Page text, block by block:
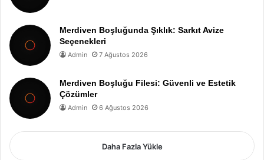
Merdiven Boşluğunda Şıklık: Sarkıt Avize
Seçenekleri
Admin 7 Ağustos 2026
Merdiven Boşluğu Filesi: Güvenli ve Estetik
Çözümler
Admin 6 Ağustos 2026
Daha Fazla Yükle